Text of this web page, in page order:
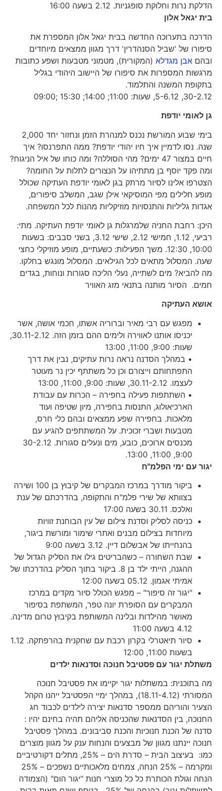
הדלקת נרות וחלוקת סופגניות. 2.12 בשעה 16:00
בית יגאל אלון
הדרכה בתערוכה החדשה בבית יגאל אלון המספרת את
סיפורו של 'שביל הסנהדרין' דרך מגוון ממצאים מיוחדים
ובהםאבן מגדלא(המקורית), מטמוני מטבעות ושפע כתובות
מרגשות המספרות את סיפורו של היישוב היהודי בגליל
בתקופת המשנה והתלמוד.
30-2.12, 5-6.12, שעות: 11:00; 14:00; 15:30 ;09:00
גן לאומי יודפת
בימי שבוע המורשת נכנס למנהרת הזמן ונחזור יחד 2,000
שנה. נסו לדמיין איך חיו יהודי יודפת? ממה התפרנסו? איך
חיים במצור 47 ימים? מהי הסוללה? ומה כוחו של איל הניגוח?
ומה פקד יוסף בן מתתיהו על הנצורים לתלות על החומה?
הצטרפו אלינו לסיור מרתק בגן לאומי יודפת העתיקה שכולל
מופע חלילים מפי המוסיקאי אילן שגב, המשלב סיפורים,
אגדות גליליות והתנסויות מוזיקליות מהנות לכל המשפחה.
היכן: רחבת החניה שלמרגלות גן לאומי יודפת העתיקה. מתי:
רביעי, 1.12, חמישי 2.12, שישי 3.12, בשני סבבים: בשעות
10:00, 12:30. משך הפעילות: כשעתיים, מופע מוזיקלי כחצי
שעה. המסלול מתאים לכל הגילאים. המסלול מונגש בחלקו.
מה להביא? מים לשתייה, נעלי הליכה סגורות ונוחות, בגדים
חמים. הסיור מותנה בתנאי מזג האוויר
אושא העתיקה
מפגש עם רבי מאיר וברוריה אשתו, חכמי אושה, אשר
יכניסו אותנו לאווירה ולימים ההם בזמן הזה. 30.11-2.12,
שעות: 9:00, 11:00, 13:00
• במהלך הסדנה נראה נרות עתיקים, נבין את דרך
התפתחותם וייצורם וכן כל משתתף יכין נר מעוטר
לעצמו. 30.11-2.12, שעות: 9:00, 11:00, 13:00
• השתתפות פעילה בחפירה – הכרות עם עבודת
הארכיאולוג, התנסות בחפירה, מיון שטיפה ועוד
מלאכות. בחפירה שפע ממצאים ובהם כלי חרס,
מטבעות ושברי זכוכית. על המשתתפים להגיע עם
מכנסים ארוכים, כובע, מים ונעלים סגורות. 30-2.12
9:00, 11:00, 13:00.
יגור עם ימי הפלמ"ח
ביקור מודרך במרכז המבקרים של קיבוץ בן 100 ושירה
בצוותא של שירי פלמ"ח והתקופה, בהדרכתם של ענת
ואלכס. 30.11 בשעה 17:00
כניסה לסליק וסדנת צילום של עין הבוחנת זוויות
מיוחדות בצילום מבנים ואתרי שימור ומורשת ביגור,
בהנחייתו של אבשלום דיין. 3.12 בשעה 9:00
שבת השחורה – כשהבריטים גילו את הסליק הגדול של
ההגנה, הייתי ילד בן 8. ביקור בתוך הסליק בהדרכתו של
אמיתי אגמון. 05.12 בשעה 12:00
"יגור זה סיפור" – מפגש הכולל סיור מקדים במרכז
המבקרים עם הסופרת יונה טפר, המשתפת בסיפור
מאושר מהילדות ובלינה המשותפת בקיבוץ טרום מדינה.
4.12 בשעה 11:00
סיור תיאטרלי בקרון רכבת עם שחקנית בהרפתקה. 1.12
בשעות 11:00, 12:00
משתלת יגור עם פסטיבל חנוכה וסדנאות ילדים
מה בתוכנית: במשתלות יגור יקיימו את פסטיבל חנוכה
המסורתי (18.11-4.12), במהלך ימיי הפסטיבל ייהנו הקהל
הצעיר והוריהם ממספר סדנאות יצירה לילדים לכבוד חג
החנוכה, בין הסדנאות שהכניסה אליהם תהיה בחינם יהיו :
סדנה של הכנת חנוכיות והכנת סביבונים. במהלך פסטיבל
חנוכה יינתנו מגוון של מבצעים והנחות ענק על מגוון מוצרים
כמו: בעיצוב הבית – סדרת הים – 25%, מתלים דקורטיביים
ומקרמה – 25% הנחה, צמחים מלאכותיים נשפכים – 25%
הנחה וגולת הכותרת כל כל מוצרי חנות "יגור הום" (הצמודה